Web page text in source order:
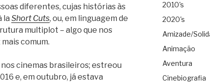
diferentes, cujas histórias às
la Short Cuts, ou, em linguagem de
multiplot – algo que nos
comum.
cinemas brasileiros; estreou
e, em outubro, já estava
2010's
2020's
Amizade/
Animação
Aventura
Cinebiografia